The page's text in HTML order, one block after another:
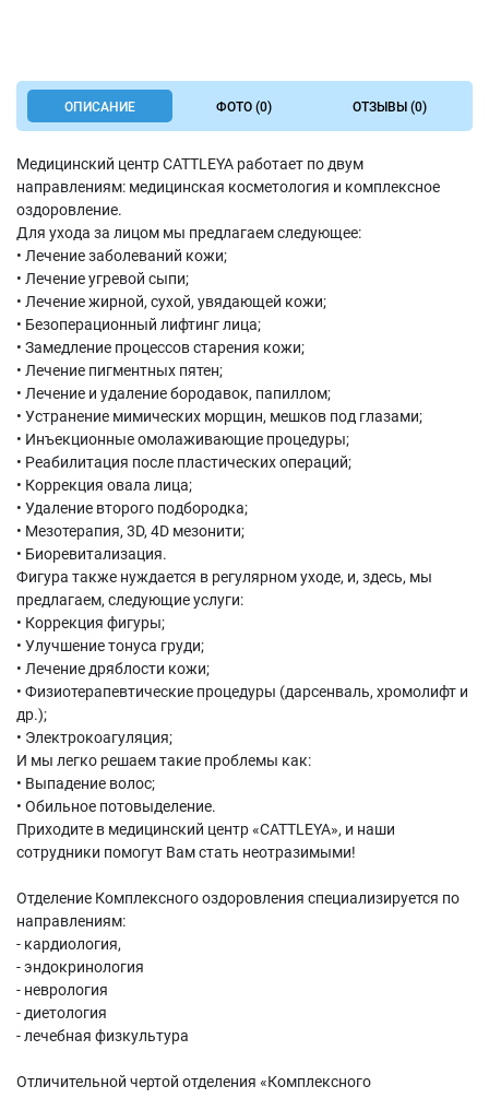
ОПИСАНИЕ ФОТО (0) ОТЗЫВЫ (0)
Медицинский центр CATTLEYA работает по двум
направлениям: медицинская косметология и комплексное
оздоровление.
Для ухода за лицом мы предлагаем следующее:
• Лечение заболеваний кожи;
• Лечение угревой сыпи;
• Лечение жирной, сухой, увядающей кожи;
• Безоперационный лифтинг лица;
• Замедление процессов старения кожи;
• Лечение пигментных пятен;
• Лечение и удаление бородавок, папиллом;
• Устранение мимических морщин, мешков под глазами;
• Инъекционные омолаживающие процедуры;
• Реабилитация после пластических операций;
• Коррекция овала лица;
• Удаление второго подбородка;
• Мезотерапия, 3D, 4D мезонити;
• Биоревитализация.
Фигура также нуждается в регулярном уходе, и, здесь, мы
предлагаем, следующие услуги:
• Коррекция фигуры;
• Улучшение тонуса груди;
• Лечение дряблости кожи;
• Физиотерапевтические процедуры (дарсенваль, хромолифт и
др.);
• Электрокоагуляция;
И мы легко решаем такие проблемы как:
• Выпадение волос;
• Обильное потовыделение.
Приходите в медицинский центр «CATTLEYA», и наши
сотрудники помогут Вам стать неотразимыми!
Отделение Комплексного оздоровления специализируется по
направлениям:
- кардиология,
- эндокринология
- неврология
- диетология
- лечебная физкультура
Отличительной чертой отделения «Комплексного